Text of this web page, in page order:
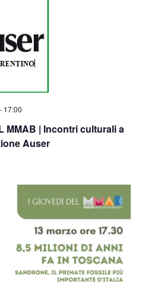
- 17:00
MMAB | Incontri culturali a
Auser